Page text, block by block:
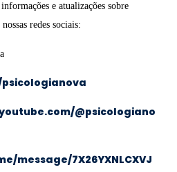
e atualizações sobre
nossas redes sociais:
@psicologiano
message/7X26YXNLCXVJ